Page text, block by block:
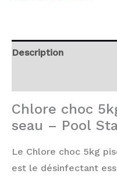
Description
Chlore choc
seau – Pool
Le Chlore choc 5kg
est le désinfectant